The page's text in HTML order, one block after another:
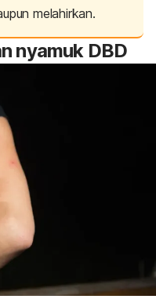
melahirkan.
nyamuk DBD